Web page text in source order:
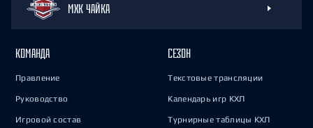
МХК ЧАЙКА
КОМАНДА
Правление
Руководство
Игровой состав
СЕЗОН
Текстовые трансляции
Календарь игр КХЛ
Турнирные таблицы КХЛ